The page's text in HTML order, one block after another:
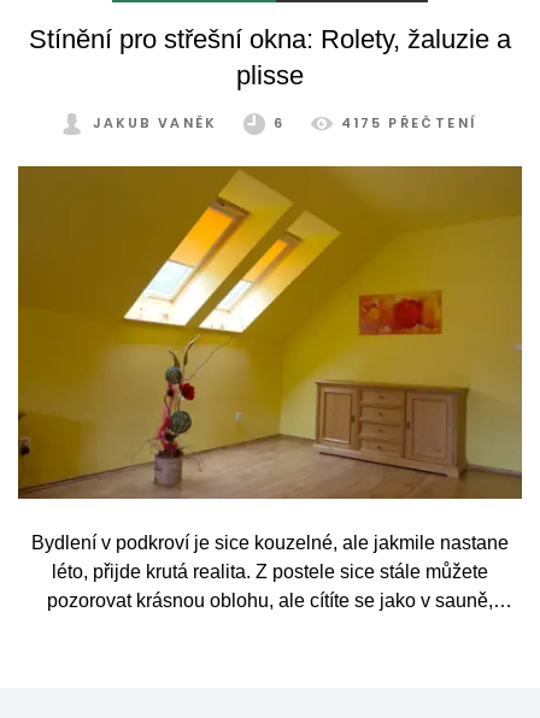
Stínění pro střešní okna: Rolety, žaluzie a
plisse
JAKUB VANĚK 6 4175 PŘEČTENÍ
Bydlení v podkroví je sice kouzelné, ale jakmile nastane
léto, přijde krutá realita. Z postele sice stále můžete
pozorovat krásnou oblohu, ale cítíte se jako v sauně,